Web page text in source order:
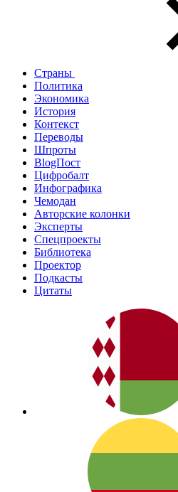
Страны
Политика
Экономика
История
Контекст
Переводы
Шпроты
BlogПост
Цифробалт
Инфографика
Чемодан
Авторские колонки
Эксперты
Спецпроекты
Библиотека
Проектор
Подкасты
Цитаты